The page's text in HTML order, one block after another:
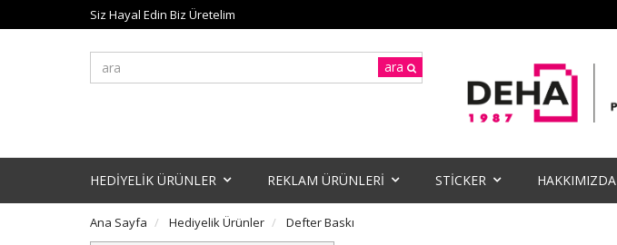
Siz Hayal Edin Biz Üretelim
ara
HEDİYELİK ÜRÜNLER REKLAM ÜRÜNLERİ STİCKER HAKKIMIZDA
Ana Sayfa Hediyelik Ürünler Defter Baskı